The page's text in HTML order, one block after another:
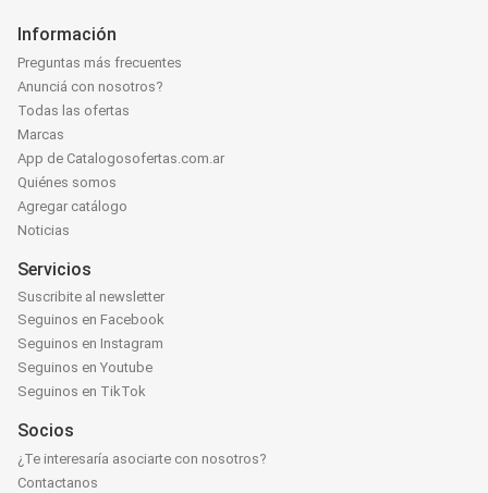
Información
Preguntas más frecuentes
Anunciá con nosotros?
Todas las ofertas
Marcas
App de Catalogosofertas.com.ar
Quiénes somos
Agregar catálogo
Noticias
Servicios
Suscribite al newsletter
Seguinos en Facebook
Seguinos en Instagram
Seguinos en Youtube
Seguinos en TikTok
Socios
¿Te interesaría asociarte con nosotros?
Contactanos